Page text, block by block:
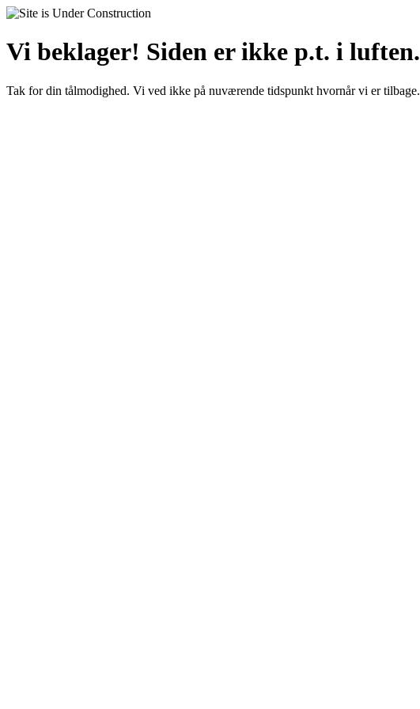
Vi beklager! Siden er ikke p.t. i luften.
Tak for din tålmodighed. Vi ved ikke på nuværende tidspunkt hvornår vi er tilbage.